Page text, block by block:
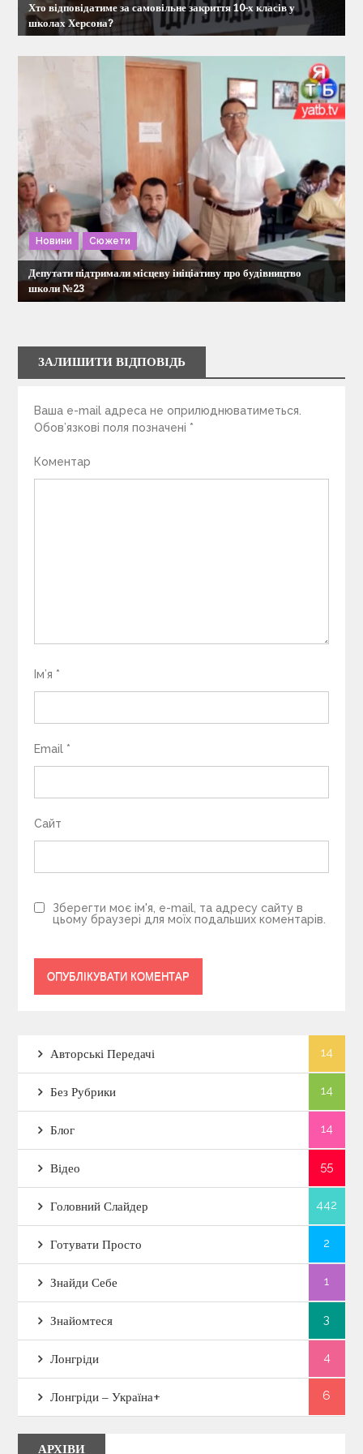
Хто відповідатиме за самовільне закриття 10-х класів у
школах Херсона?
Новини Сюжети
Депутати підтримали місцеву ініціативу про будівництво
школи №23
ЗАЛИШИТИ ВІДПОВІДЬ
Ваша e-mail адреса не оприлюднюватиметься.
Обов’язкові поля позначені *
Коментар
Ім’я *
Email *
Сайт
Зберегти моє ім'я, e-mail, та адресу сайту в
цьому браузері для моїх подальших коментарів.
Авторські Передачі 14
Без Рубрики 14
Блог 14
Відео 55
Головний Слайдер 442
Готувати Просто 2
Знайди Себе 1
Знайомтеся 3
Лонгріди 4
Лонгріди – Україна+ 6
АРХІВИ